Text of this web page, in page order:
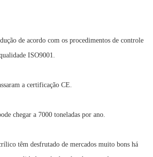
de acordo com os procedimentos de controle
ISO9001.
a certificação CE.
chegar a 7000 toneladas por ano.
têm desfrutado de mercados muito bons há